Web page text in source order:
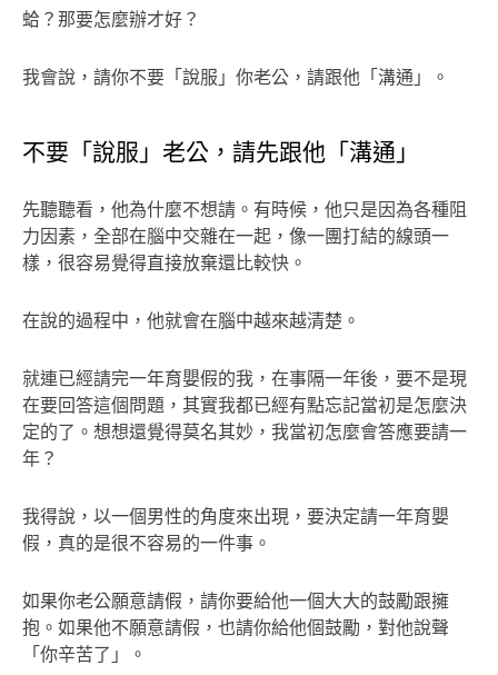
蛤？那要怎麼辦才好？
我會說，請你不要「說服」你老公，請跟他「溝通」。
不要「說服」老公，請先跟他「溝通」
先聽聽看，他為什麼不想請。有時候，他只是因為各種阻
力因素，全部在腦中交雜在一起，像一團打結的線頭一
樣，很容易覺得直接放棄還比較快。
在說的過程中，他就會在腦中越來越清楚。
就連已經請完一年育嬰假的我，在事隔一年後，要不是現
在要回答這個問題，其實我都已經有點忘記當初是怎麼決
定的了。想想還覺得莫名其妙，我當初怎麼會答應要請一
年？
我得說，以一個男性的角度來出現，要決定請一年育嬰
假，真的是很不容易的一件事。
如果你老公願意請假，請你要給他一個大大的鼓勵跟擁
抱。如果他不願意請假，也請你給他個鼓勵，對他說聲
「你辛苦了」。